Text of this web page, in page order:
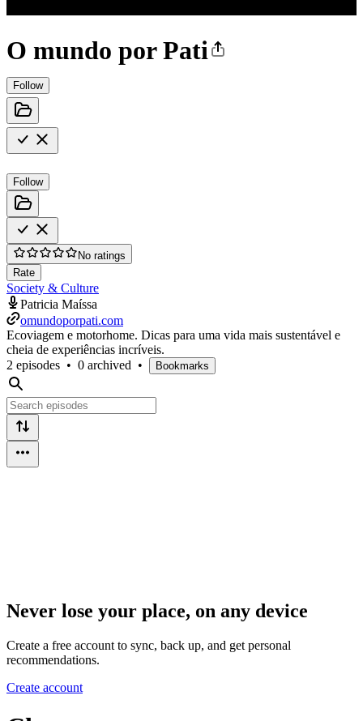
O mundo por Pati
Follow
Follow
No ratings
Rate
Society & Culture
Patricia Maíssa
omundoporpati.com
Ecoviagem e motorhome. Dicas para uma vida mais sustentável e
cheia de experiências incríveis.
2 episodes • 0 archived • Bookmarks
Never lose your place, on any device
Create a free account to sync, back up, and get personal
recommendations.
Create account